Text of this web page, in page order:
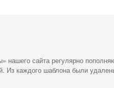
нашего сайта регулярно
Из каждого шаблона были